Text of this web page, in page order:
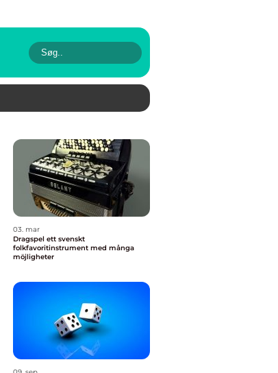
03. mar
Dragspel ett svenskt
folkfavoritinstrument med många
möjligheter